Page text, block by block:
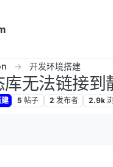
开发环境搭建
无法链接到
5 帖子 2 发布者 2.9k